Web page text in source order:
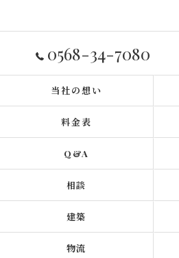
0568-34-7080
当社の想い
料金表
Q&A
相談
建築
物流